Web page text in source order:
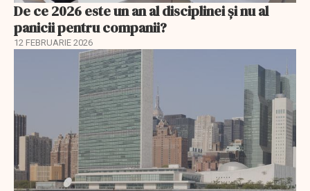
De ce 2026 este un an al disciplinei și nu al
panicii pentru companii?
12 FEBRUARIE 2026